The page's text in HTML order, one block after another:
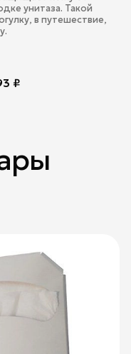
унитаза. Такой
в путешествие,
₽